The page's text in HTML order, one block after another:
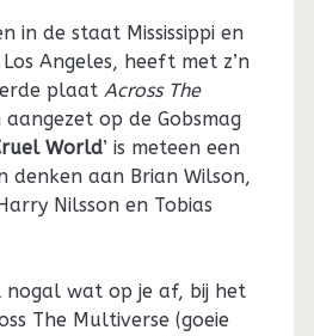
in de staat Mississippi en
Angeles, heeft met z’n
plaat Across The
op de Gobsmag
World’ is meteen een
denken aan Brian Wilson,
Nilsson en Tobias
nogal wat op je af, bij het
The Multiverse (goeie